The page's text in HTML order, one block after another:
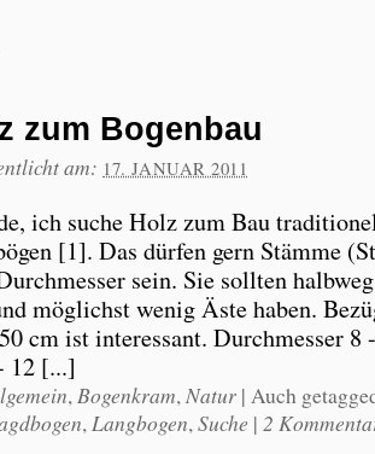
zum Bogenbau
am: 17. JANUAR 2011
ich suche Holz zum Bau
[1]. Das dürfen gern Stämme
sein. Sie sollten
möglichst wenig Äste haben.
cm ist interessant. Durchmesser 8
12 [...]
,Bogenkram,Natur | Auch
,Langbogen,Suche | 2